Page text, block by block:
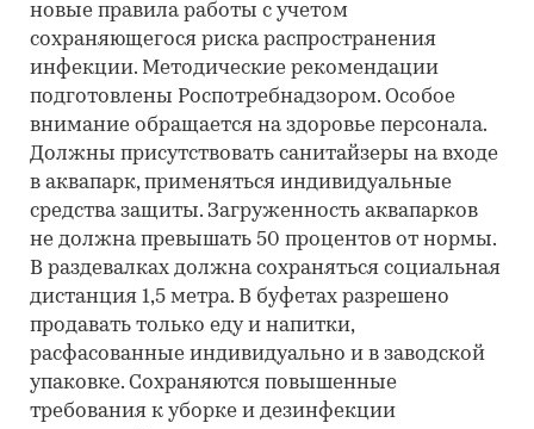
новые правила работы с учетом
сохраняющегося риска распространения
инфекции. Методические рекомендации
подготовлены Роспотребнадзором. Особое
внимание обращается на здоровье персонала.
Должны присутствовать санитайзеры на входе
в аквапарк, применяться индивидуальные
средства защиты. Загруженность аквапарков
не должна превышать 50 процентов от нормы.
В раздевалках должна сохраняться социальная
дистанция 1,5 метра. В буфетах разрешено
продавать только еду и напитки,
расфасованные индивидуально и в заводской
упаковке. Сохраняются повышенные
требования к уборке и дезинфекции